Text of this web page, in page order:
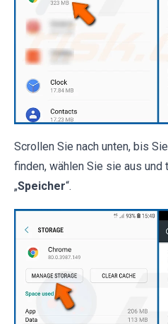
Scrollen Sie nach unten, bis
finden, wählen Sie sie aus
„Speicher“.